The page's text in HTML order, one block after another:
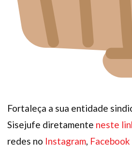
Fortaleça a sua entidade
Sisejufe diretamente neste
redes no Instagram, Facebook